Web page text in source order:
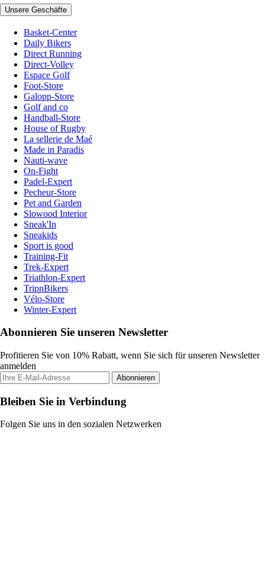
Unsere Geschäfte
Basket-Center
Daily Bikers
Direct Running
Direct-Volley
Espace Golf
Foot-Store
Galopp-Store
Golf and co
Handball-Store
House of Rugby
La sellerie de Maé
Made in Paradis
Nauti-wave
On-Fight
Padel-Expert
Pecheur-Store
Pet and Garden
Slowood Interior
Sneak'In
Sneakids
Sport is good
Training-Fit
Trek-Expert
Triathlon-Expert
TripnBikers
Vélo-Store
Winter-Expert
Abonnieren Sie unseren Newsletter
Profitieren Sie von 10% Rabatt, wenn Sie sich für unseren Newsletter
anmelden
Abonnieren
Bleiben Sie in Verbindung
Folgen Sie uns in den sozialen Netzwerken